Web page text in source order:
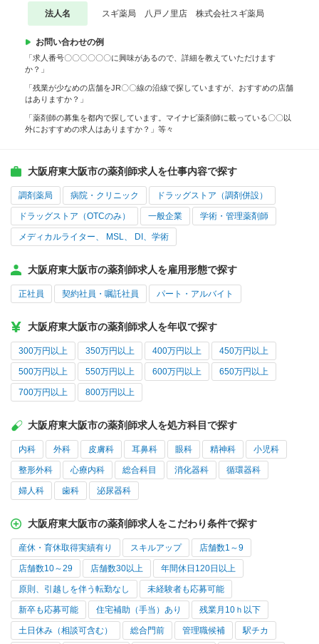
法人名 スギ薬局 八戸ノ里店 株式会社スギ薬局
お問い合わせの例
「求人番号〇〇〇〇〇〇に興味があるので、詳細を教えていただけます
か？」
「残業が少なめの店舗をJR〇〇線の沿線で探していますが、おすすめの店舗
はありますか？」
「薬剤師の募集を都内で探しています。マイナビ薬剤師に載っている〇〇以
外におすすめの求人はありますか？」等々
大阪府東大阪市の薬剤師求人を仕事内容で探す
調剤薬局 病院・クリニック ドラッグストア（調剤併設）
ドラッグストア（OTCのみ） 一般企業 学術・管理薬剤師
メディカルライター、 MSL、 DI、学術
大阪府東大阪市の薬剤師求人を雇用形態で探す
正社員 契約社員・嘱託社員 パート・アルバイト
大阪府東大阪市の薬剤師求人を年収で探す
300万円以上 350万円以上 400万円以上 450万円以上
500万円以上 550万円以上 600万円以上 650万円以上
700万円以上 800万円以上
大阪府東大阪市の薬剤師求人を処方科目で探す
内科 外科 皮膚科 耳鼻科 眼科 精神科 小児科
整形外科 心療内科 総合科目 消化器科 循環器科
婦人科 歯科 泌尿器科
大阪府東大阪市の薬剤師求人をこだわり条件で探す
産休・育休取得実績有り スキルアップ 店舗数1～9
店舗数10～29 店舗数30以上 年間休日120日以上
原則、引越しを伴う転勤なし 未経験者も応募可能
新卒も応募可能 住宅補助（手当）あり 残業月10ｈ以下
土日休み（相談可含む） 総合門前 管理職候補 駅チカ